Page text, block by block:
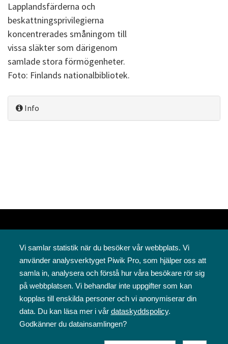
Lapplandsfärderna och
beskattningsprivilegierna
koncentrerades småningom till
vissa släkter som därigenom
samlade stora förmögenheter.
Foto: Finlands nationalbibliotek.
Info
Svenska folkskolans vänner rf
Annegatan 12
00120 Helsingfors
09 6844 570
sfv@sfv.fi
Vi samlar statistik när du besöker vår webbplats. Vi
använder analysverktyget Piwik Pro, som hjälper oss att
samla in, analysera och förstå hur våra besökare rör sig
på webbplatsen. Vi behandlar inte uppgifter som kan
kopplas till enskilda personer och vi anonymiserar din
data. Du kan läsa mer i vår dataskyddspolicy.
Godkänner du datainsamlingen?